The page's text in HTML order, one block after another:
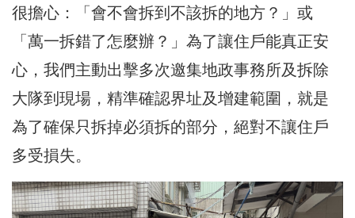
很擔心：「會不會拆到不該拆的地方？」或
「萬一拆錯了怎麼辦？」為了讓住戶能真正安
心，我們主動出擊多次邀集地政事務所及拆除
大隊到現場，精準確認界址及增建範圍，就是
為了確保只拆掉必須拆的部分，絕對不讓住戶
多受損失。